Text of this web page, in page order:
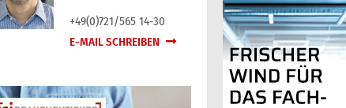
+49(0)721/565 14-30
E-MAIL SCHREIBEN